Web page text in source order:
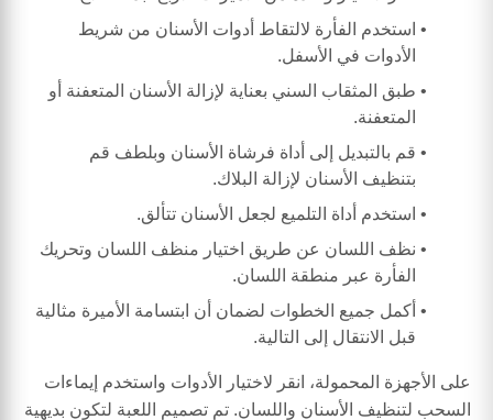
استخدم الفأرة لالتقاط أدوات الأسنان من شريط
الأدوات في الأسفل.
طبق المثقاب السني بعناية لإزالة الأسنان المتعفنة أو
المتعفنة.
قم بالتبديل إلى أداة فرشاة الأسنان وبلطف قم
بتنظيف الأسنان لإزالة البلاك.
استخدم أداة التلميع لجعل الأسنان تتألق.
نظف اللسان عن طريق اختيار منظف اللسان وتحريك
الفأرة عبر منطقة اللسان.
أكمل جميع الخطوات لضمان أن ابتسامة الأميرة مثالية
قبل الانتقال إلى التالية.
على الأجهزة المحمولة، انقر لاختيار الأدوات واستخدم إيماءات
السحب لتنظيف الأسنان واللسان. تم تصميم اللعبة لتكون بديهية